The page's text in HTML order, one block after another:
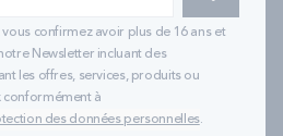
vous confirmez avoir plus de 16 ans et
Newsletter incluant des
les offres, services, produits ou
conformément à
des données personnelles.